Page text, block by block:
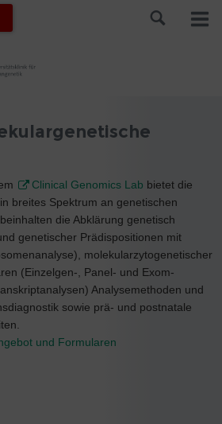
Clinical Genomics Lab bietet die
breites Spektrum an genetischen
die Abklärung genetisch
genetischer Prädispositionen mit
molekularzytogenetischer
(Einzelgen-, Panel- und Exom-
Analysemethoden und
sowie prä- und postnatale
und Formularen